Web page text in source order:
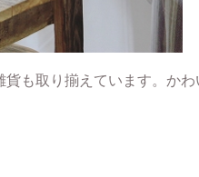
も取り揃えています。かわ